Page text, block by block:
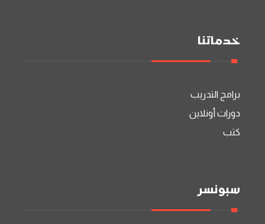
خدماتنا
برامج التدريب
دورات أونلاين
كتب
سبونسر